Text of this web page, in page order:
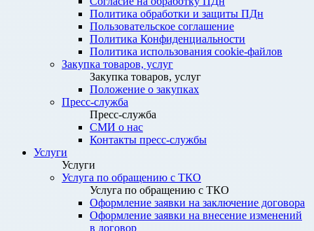
Политика обработки и защиты ПДн
Пользовательское соглашение
Политика Конфиденциальности
Политика использования cookie-файлов
Закупка товаров, услуг
Закупка товаров, услуг
Положение о закупках
Пресс-служба
Пресс-служба
СМИ о нас
Контакты пресс-службы
Услуги
Услуги
Услуга по обращению с ТКО
Услуга по обращению с ТКО
Оформление заявки на заключение договора
Оформление заявки на внесение изменений
в договор